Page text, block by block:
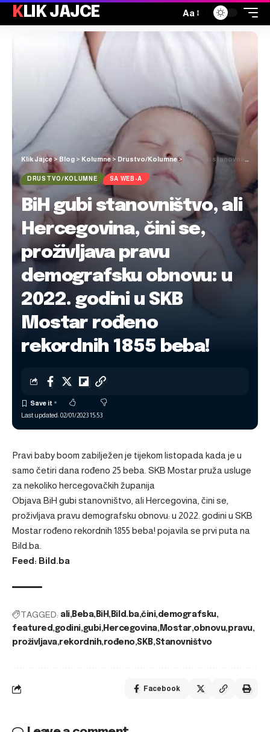
KLIK JAJCE Aa
Klik Jajce>Blog > Kolumne > Drustvo/Kolumne> BiH gubi stanovništvo, ali Hercegovina, čini se, proživljava pravu demografsku obnovu: u 2022. godini u SKB Mostar rođeno rekordnih 1855 beba!
DRUSTVO/KOLUMNE SA WEB-A
BiH gubi stanovništvo, ali
Hercegovina, čini se,
proživljava pravu
demografsku obnovu: u
2022. godini u SKB
Mostar rođeno
rekordnih 1855 beba!
Last updated: 02/01/2023 15:53
Pravi baby boom zabilježen je tijekom listopada kada je u
samo četiri dana rođeno 25 beba. SKB Mostar pruža usluge
za nekoliko hercegovačkih županija
Objava BiH gubi stanovništvo, ali Hercegovina, čini se,
proživljava pravu demografsku obnovu: u 2022. godini u SKB
Mostar rođeno rekordnih 1855 beba! pojavila se prvi puta na
Bild.ba
Feed: Bild.ba
TAGGED: ali Beba BiH Bild.ba čini demografsku
featured godini gubi Hercegovina Mostar obnovu pravu
proživljava rekordnih rođeno SKB Stanovništvo
Facebook